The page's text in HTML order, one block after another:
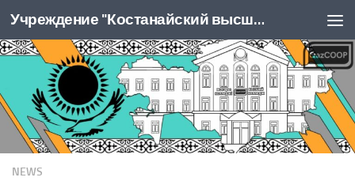
Перейти к содержимому Учреждение "Костанайский высший колледж Казпотребсоюза"
NEWS